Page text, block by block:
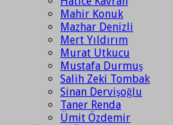
Mahir Konuk
Mazhar Denizli
Mert Yıldırım
Murat Utkucu
Mustafa Durmuş
Salih Zeki Tombak
Sinan Dervişoğlu
Taner Renda
Ümit Özdemir